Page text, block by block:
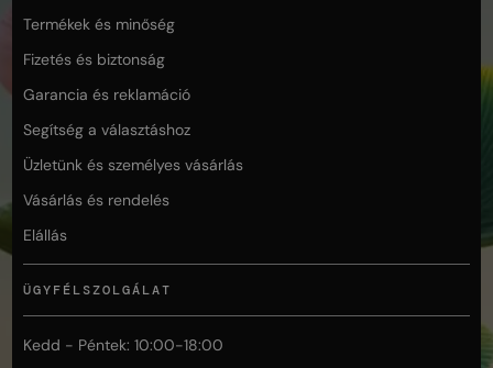
Termékek és minőség
Fizetés és biztonság
Garancia és reklamáció
Segítség a választáshoz
Üzletünk és személyes vásárlás
Vásárlás és rendelés
Elállás
ÜGYFÉLSZOLGÁLAT
Kedd - Péntek: 10:00-18:00